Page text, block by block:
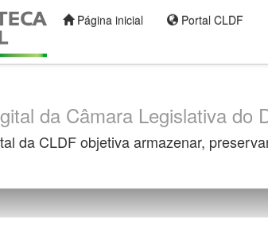
Página inicial Portal CLDF
da Câmara Legislativa do
da CLDF objetiva armazenar,